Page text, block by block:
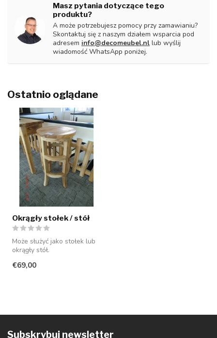
Masz pytania dotyczące tego
produktu?
A może potrzebujesz pomocy przy zamawianiu?
Skontaktuj się z naszym działem wsparcia pod
adresem info@decomeubel.nl lub wyślij
wiadomość WhatsApp poniżej.
Ostatnio oglądane
Okrągły stołek / stół
Może służyć jako stołek lub
okrągły stół.
€69,00
Subskrybuj newsletter